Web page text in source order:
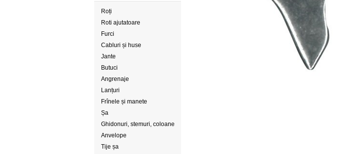
Roți
Roti ajutatoare
Furci
Cabluri și huse
Jante
Butuci
Angrenaje
Lanțuri
Frînele și manete
Șa
Ghidonuri, stemuri, coloane
de direcție
Anvelope
Tije șa